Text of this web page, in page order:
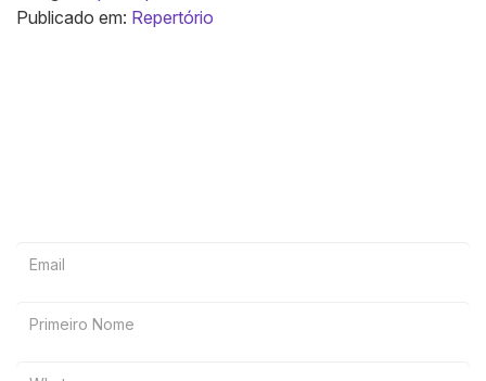
Publicado em: Repertório